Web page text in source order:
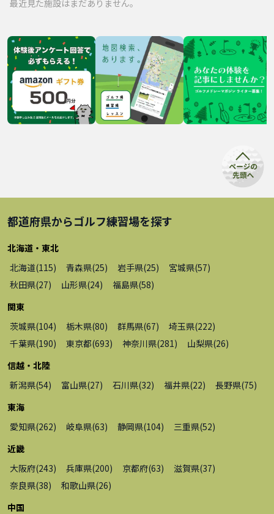
最近見た施設はまだありません。
都道府県からゴルフ練習場を探す
北海道・東北
北海道(115) 青森県(25) 岩手県(25) 宮城県(57)
秋田県(27) 山形県(24) 福島県(58)
関東
茨城県(104) 栃木県(80) 群馬県(67) 埼玉県(222)
千葉県(190) 東京都(693) 神奈川県(281 ) 山梨県(26)
信越・北陸
新潟県(54) 富山県(27) 石川県(32) 福井県(22) 長野県(75)
東海
愛知県(262) 岐阜県(63) 静岡県(104) 三重県(52)
近畿
大阪府(243) 兵庫県(200) 京都府(63) 滋賀県(37)
奈良県(38) 和歌山県(26)
中国